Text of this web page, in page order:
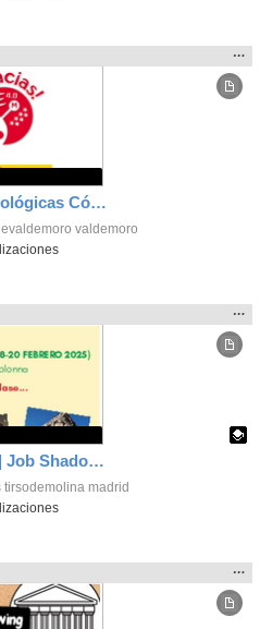
Estrategias Metodológicas Código Escuela 4.0
Activas» en:
la
…
valdemoro
Erasmus+ KA121 | Job Shadowing | Liceo Vittoria Colonna, Rome 2025 | Poster 2
Activas» en:
la
…
tirsodemolina madrid
Activas» en:
la
…